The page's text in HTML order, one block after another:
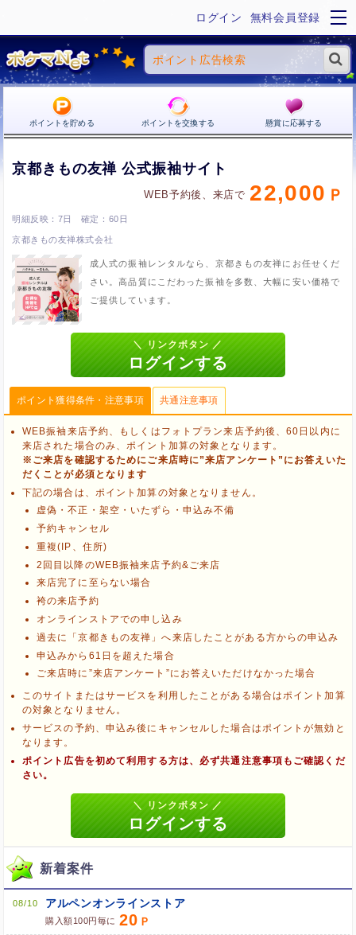
ログイン 無料会員登録
ポイントを貯める ポイントを交換する 懸賞に応募する
京都きもの友禅 公式振袖サイト
WEB予約後、来店で 22,000
7日 60日
京都きもの友禅株式会社
成人式の振袖レンタルなら、京都きもの友禅にお任せくだ
さい。高品質にこだわった振袖を多数、大幅に安い価格で
ご提供しています。
ポイント獲得条件・注意事項 共通注意事項
WEB振袖来店予約、もしくはフォトプラン来店予約後、60日以内に
来店された場合のみ、ポイント加算の対象となります。
※ご来店を確認するためにご来店時に”来店アンケート”にお答えいた
だくことが必須となります
下記の場合は、ポイント加算の対象となりません。
虚偽・不正・架空・いたずら・申込み不備
予約キャンセル
重複(IP、住所)
2回目以降のWEB振袖来店予約&ご来店
来店完了に至らない場合
袴の来店予約
オンラインストアでの申し込み
過去に「京都きもの友禅」へ来店したことがある方からの申込み
申込みから61日を超えた場合
ご来店時に”来店アンケート”にお答えいただけなかった場合
このサイトまたはサービスを利用したことがある場合はポイント加算
の対象となりません。
サービスの予約、申込み後にキャンセルした場合はポイントが無効と
なります。
ポイント広告を初めて利用する方は、必ず共通注意事項もご確認くだ
さい。
ブラウザのクッキー情報を全て削除してブラウザを再起動
広告を利用
新着案件
08/10 アルペンオンラインストア
購入額100円毎に 20